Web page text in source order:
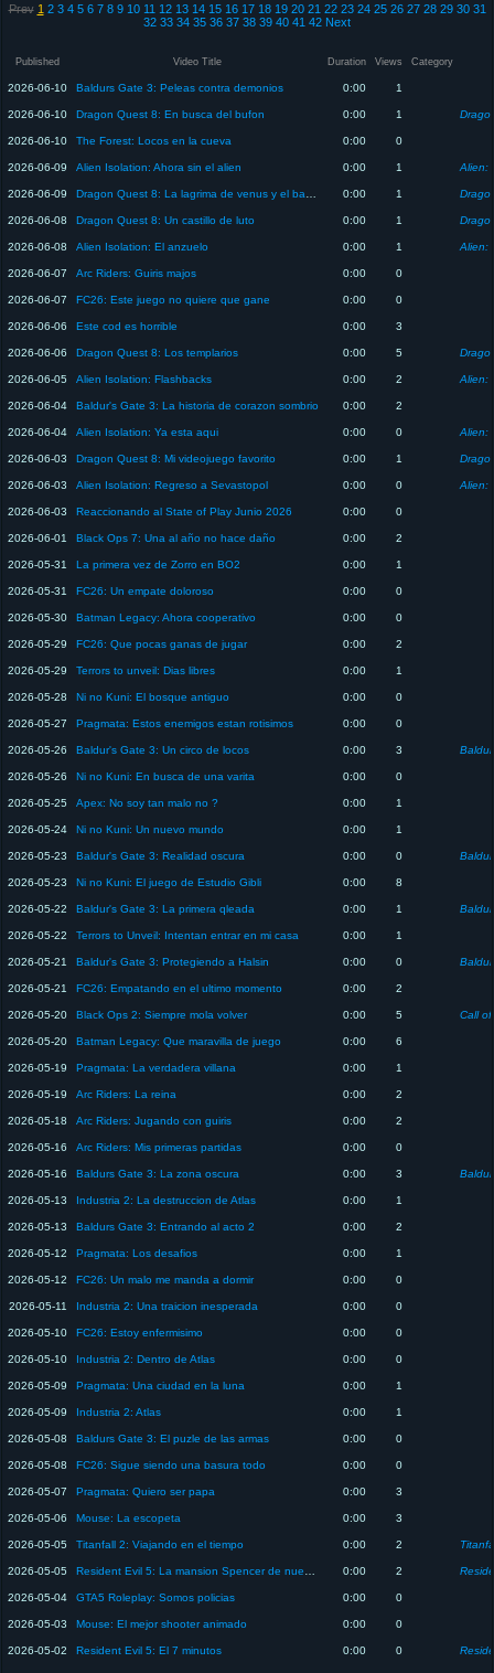
Prev 1 2 3 4 5 6 7 8 9 10 11 12 13 14 15 16 17 18 19 20 21 22 23 24 25 26 27 28 29 30 31
32 33 34 35 36 37 38 39 40 41 42 Next
Published Video Title Duration Views Category
2026-06-10 Baldurs Gate 3: Peleas contra demonios 0:00 1
2026-06-10 Dragon Quest 8: En busca del bufon 0:00 1
2026-06-10 The Forest: Locos en la cueva 0:00 0
2026-06-09 Alien Isolation: Ahora sin el alien 0:00 1 Alien:
2026-06-09 0:00 1
2026-06-08 Dragon Quest 8: Un castillo de luto 0:00 1
2026-06-08 Alien Isolation: El anzuelo 0:00 1 Alien:
2026-06-07 Arc Riders: Guiris majos 0:00 0
2026-06-07 FC26: Este juego no quiere que gane 0:00 0
2026-06-06 Este cod es horrible 0:00 3
2026-06-06 Dragon Quest 8: Los templarios 0:00 5
2026-06-05 Alien Isolation: Flashbacks 0:00 2 Alien:
2026-06-04 Baldur's Gate 3: La historia de corazon sombrio 0:00 2
2026-06-04 Alien Isolation: Ya esta aqui 0:00 0 Alien:
2026-06-03 Dragon Quest 8: Mi videojuego favorito 0:00 1
2026-06-03 Alien Isolation: Regreso a Sevastopol 0:00 0 Alien:
2026-06-03 Reaccionando al State of Play Junio 2026 0:00 0
2026-06-01 Black Ops 7: Una al año no hace daño 0:00 2
2026-05-31 La primera vez de Zorro en BO2 0:00 1
2026-05-31 FC26: Un empate doloroso 0:00 0
2026-05-30 Batman Legacy: Ahora cooperativo 0:00 0
2026-05-29 FC26: Que pocas ganas de jugar 0:00 2
2026-05-29 Terrors to unveil: Dias libres 0:00 1
2026-05-28 Ni no Kuni: El bosque antiguo 0:00 0
2026-05-27 Pragmata: Estos enemigos estan rotisimos 0:00 0
2026-05-26 Baldur's Gate 3: Un circo de locos 0:00 3
2026-05-26 Ni no Kuni: En busca de una varita 0:00 0
2026-05-25 Apex: No soy tan malo no ? 0:00 1
2026-05-24 Ni no Kuni: Un nuevo mundo 0:00 1
2026-05-23 Baldur's Gate 3: Realidad oscura 0:00 0
2026-05-23 Ni no Kuni: El juego de Estudio Gibli 0:00 8
2026-05-22 Baldur's Gate 3: La primera qleada 0:00 1
2026-05-22 Terrors to Unveil: Intentan entrar en mi casa 0:00 1
2026-05-21 Baldur's Gate 3: Protegiendo a Halsin 0:00 0
2026-05-21 FC26: Empatando en el ultimo momento 0:00 2
2026-05-20 Black Ops 2: Siempre mola volver 0:00 5 Call
2026-05-20 Batman Legacy: Que maravilla de juego 0:00 6
2026-05-19 Pragmata: La verdadera villana 0:00 1
2026-05-19 Arc Riders: La reina 0:00 2
2026-05-18 Arc Riders: Jugando con guiris 0:00 2
2026-05-16 Arc Riders: Mis primeras partidas 0:00 0
2026-05-16 Baldurs Gate 3: La zona oscura 0:00 3
2026-05-13 Industria 2: La destruccion de Atlas 0:00 1
2026-05-13 Baldurs Gate 3: Entrando al acto 2 0:00 2
2026-05-12 Pragmata: Los desafios 0:00 1
2026-05-12 FC26: Un malo me manda a dormir 0:00 0
2026-05-11 Industria 2: Una traicion inesperada 0:00 0
2026-05-10 FC26: Estoy enfermisimo 0:00 0
2026-05-10 Industria 2: Dentro de Atlas 0:00 0
2026-05-09 Pragmata: Una ciudad en la luna 0:00 1
2026-05-09 Industria 2: Atlas 0:00 1
2026-05-08 Baldurs Gate 3: El puzle de las armas 0:00 0
2026-05-08 FC26: Sigue siendo una basura todo 0:00 0
2026-05-07 Pragmata: Quiero ser papa 0:00 3
2026-05-06 Mouse: La escopeta 0:00 3
2026-05-05 Titanfall 2: Viajando en el tiempo 0:00 2
2026-05-05 0:00 2
2026-05-04 GTA5 Roleplay: Somos policias 0:00 0
2026-05-03 Mouse: El mejor shooter animado 0:00 0
2026-05-02 Resident Evil 5: El 7 minutos 0:00 0